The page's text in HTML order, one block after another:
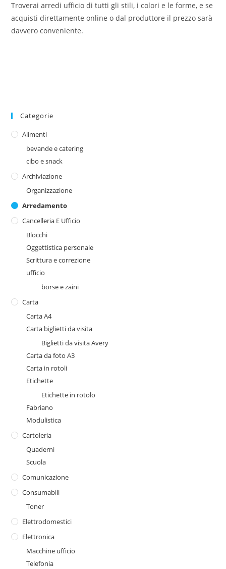
Troverai arredi ufficio di tutti gli stili, i colori e le forme, e se
acquisti direttamente online o dal produttore il prezzo sarà
davvero conveniente.
Categorie
Alimenti
bevande e catering
cibo e snack
Archiviazione
Organizzazione
Arredamento
Cancelleria E Ufficio
Blocchi
Oggettistica personale
Scrittura e correzione
ufficio
borse e zaini
Carta
Carta A4
Carta biglietti da visita
Biglietti da visita Avery
Carta da foto A3
Carta in rotoli
Etichette
Etichette in rotolo
Fabriano
Modulistica
Cartoleria
Quaderni
Scuola
Comunicazione
Consumabili
Toner
Elettrodomestici
Elettronica
Macchine ufficio
Telefonia